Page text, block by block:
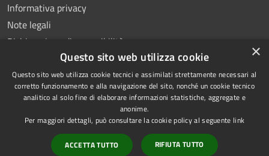
Informativa privacy
Note legali
Dichiarazione di accessibilità
RSS
Accessibilità
Copyright © 2026 • Comune di
Montoro • Powered by
Municipium•Accesso
×
Questo sito web utilizza cookie
Questo sito web utilizza cookie tecnici e assimilati strettamente necessari al
corretto funzionamento e alla navigazione del sito, nonché un cookie tecnico
analitico al solo fine di elaborare informazioni statistiche, aggregate e
anonime.
Per maggiori dettagli, può consultare la cookie policy al seguente link
ACCETTA TUTTO RIFIUTA TUTTO